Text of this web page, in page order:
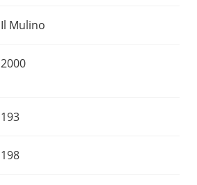
Il Mulino
2000
193
198